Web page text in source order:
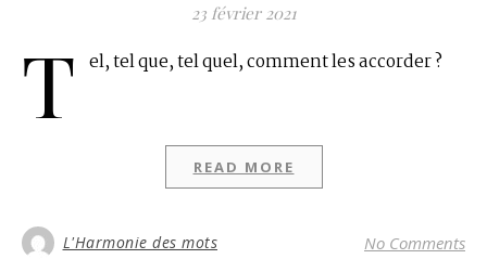
23 février 2021
T el, tel que, tel quel, comment les accorder ?
READ MORE
L'Harmonie des mots No Comments